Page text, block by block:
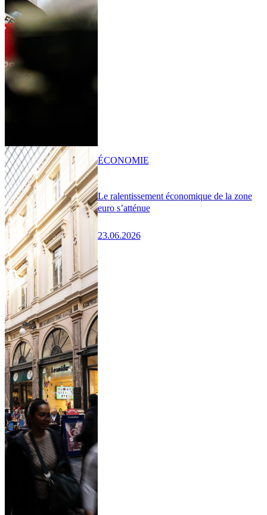
Le ralentissement économique de la zone
euro s’atténue
23.06.2026
ÉCONOMIE